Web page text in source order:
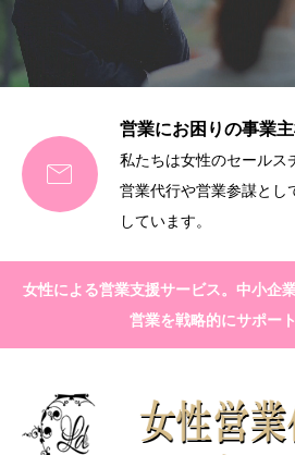

営業にお困りの事業
私たちは女性のセールス
営業代行や営業参謀とし
しています。
女性による営業支援サービス。中小企
営業を戦略的にサポート